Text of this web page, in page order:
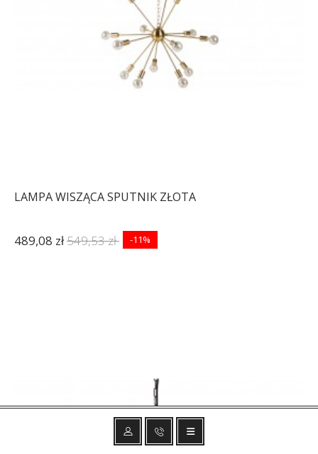
LAMPA WISZĄCA SPUTNIK ZŁOTA
489,08 zł549,53 zł -11%